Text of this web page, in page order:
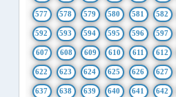
577 578 579 580 581 582
592 593 594 595 596 597
607 608 609 610 611 612
622 623 624 625 626 627
637 638 639 640 641 642